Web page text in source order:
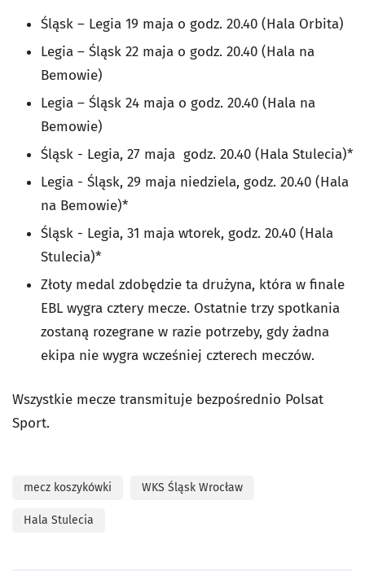
Śląsk – Legia 19 maja o godz. 20.40 (Hala Orbita)
Legia – Śląsk 22 maja o godz. 20.40 (Hala na
Bemowie)
Legia – Śląsk 24 maja o godz. 20.40 (Hala na
Bemowie)
Śląsk - Legia, 27 maja godz. 20.40 (Hala Stulecia)*
Legia - Śląsk, 29 maja niedziela, godz. 20.40 (Hala
na Bemowie)*
Śląsk - Legia, 31 maja wtorek, godz. 20.40 (Hala
Stulecia)*
Złoty medal zdobędzie ta drużyna, która w finale
EBL wygra cztery mecze. Ostatnie trzy spotkania
zostaną rozegrane w razie potrzeby, gdy żadna
ekipa nie wygra wcześniej czterech meczów.
Wszystkie mecze transmituje bezpośrednio Polsat
Sport.
mecz koszykówki WKS Śląsk Wrocław
Hala Stulecia